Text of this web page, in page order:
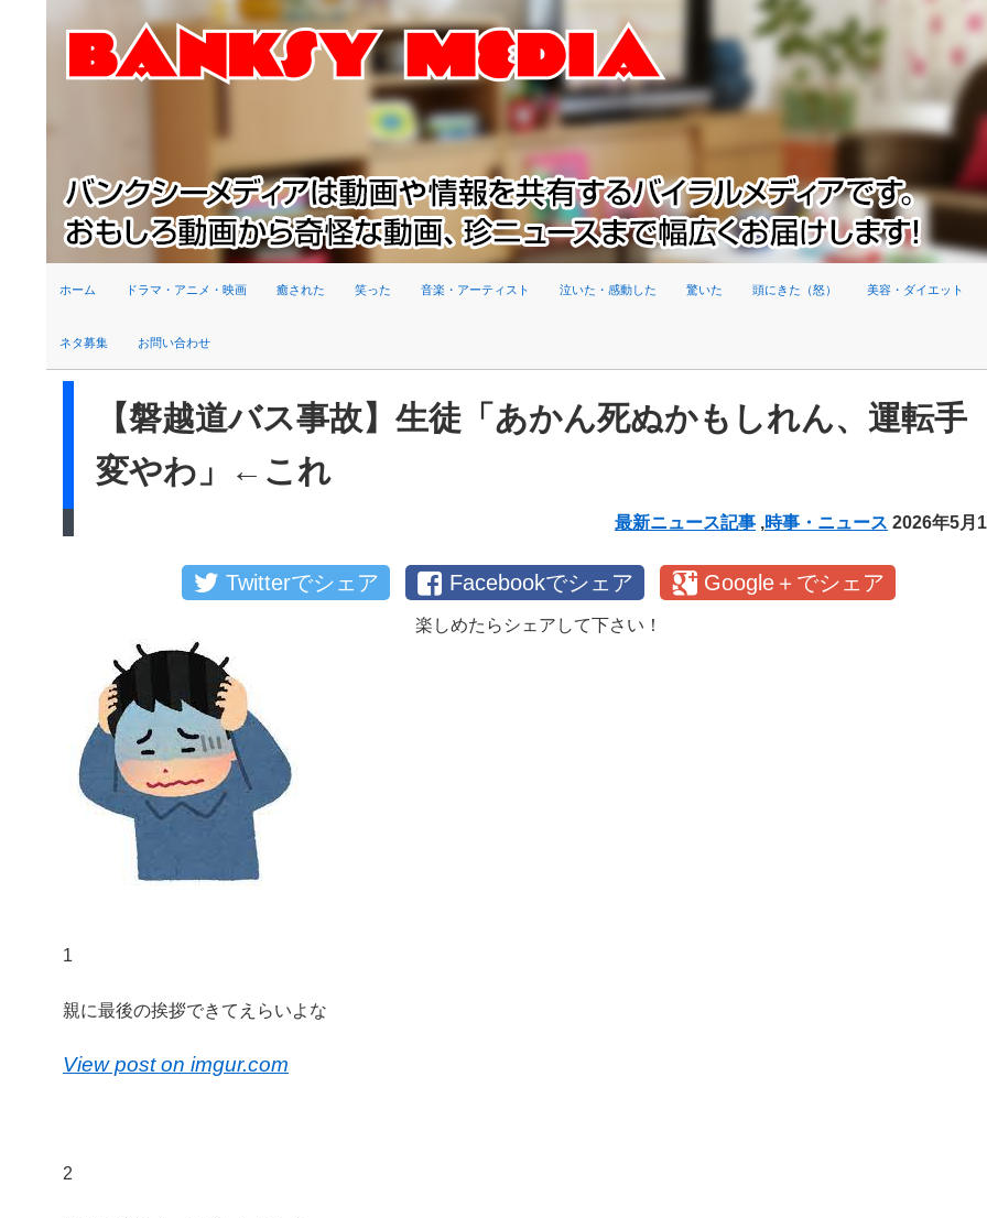
ホーム ドラマ・アニメ・映画 癒された 笑った 音楽・アーティスト 泣いた・感動した 驚いた 頭にきた（怒） 美容・ダイエット
ネタ募集 お問い合わせ
【磐越道バス事故】生徒「あかん死ぬかもしれん、運転手
変やわ」←これ
最新ニュース記事 ,時事・ニュース 2026年5月
Twitterでシェア Facebookでシェア Google＋でシェア
楽しめたらシェアして下さい！
1
親に最後の挨拶できてえらいよな
View post on imgur.com
2